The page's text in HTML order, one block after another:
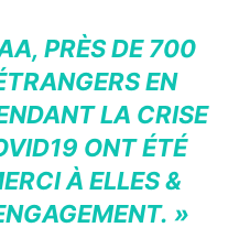
PRÈS DE 700
EN
LA CRISE
ONT ÉTÉ
À ELLES &
»